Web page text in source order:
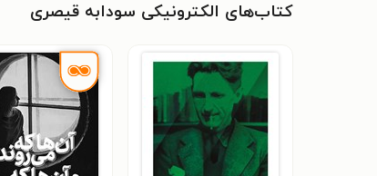
کتاب‌های الکترونیکی سودابه قیصری